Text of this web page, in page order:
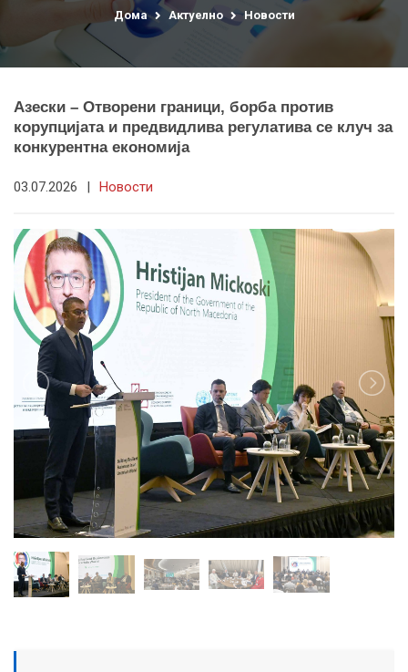
Дома Актуелно Новости
Азески – Отворени граници, борба против
корупцијата и предвидлива регулатива се клуч за
конкурентна економија
03.07.2026 | Новости